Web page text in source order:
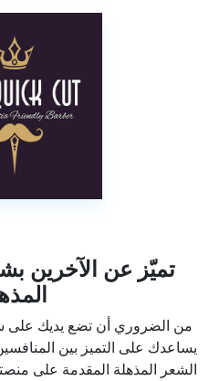
تميّز عن الآخرين
من الضروري أن تضع يديك على
يساعدك على التميز بين
الشعر المذهلة المقدمة على